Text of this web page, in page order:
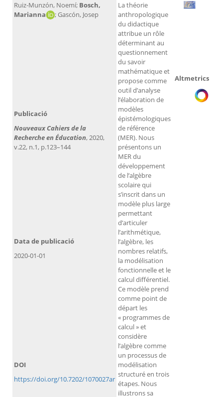
Ruiz-Munzón, Noemí; Bosch,
Marianna
; Gascón, Josep
La théorie
anthropologique
du didactique
attribue un rôle
déterminant au
questionnement
du savoir
mathématique et
propose comme
outil d’analyse
l’élaboration de
modèles
épistémologiques
de référence
(MER). Nous
présentons un
MER du
développement
de l’algèbre
scolaire qui
s’inscrit dans un
modèle plus large
permettant
d’articuler
l’arithmétique,
l’algèbre, les
nombres relatifs,
la modélisation
fonctionnelle et le
calcul différentiel.
Ce modèle prend
comme point de
départ les
« programmes de
calcul » et
considère
l’algèbre comme
un processus de
modélisation
structuré en trois
étapes. Nous
illustrons sa
Altmetrics
Publicació
Nouveaux Cahiers de la
Recherche en Éducation, 2020,
v.22, n.1, p.123–144
Data de publicació
2020-01-01
DOI
https://doi.org/10.7202/1070027ar